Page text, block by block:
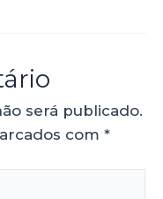
será publicado.
com *